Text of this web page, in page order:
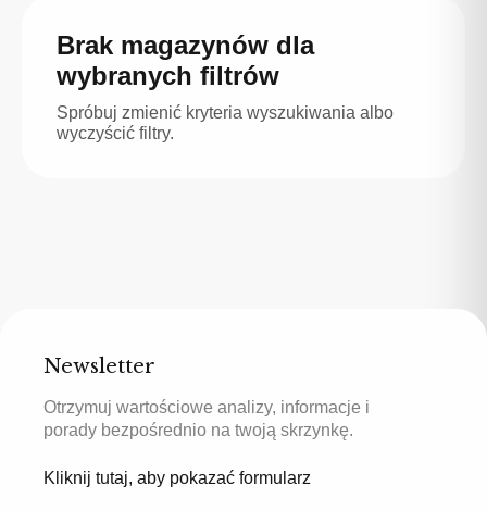
Brak magazynów dla
wybranych filtrów
Spróbuj zmienić kryteria wyszukiwania albo
wyczyścić filtry.
Newsletter
Otrzymuj wartościowe analizy, informacje i
porady bezpośrednio na twoją skrzynkę.
Kliknij tutaj, aby pokazać formularz